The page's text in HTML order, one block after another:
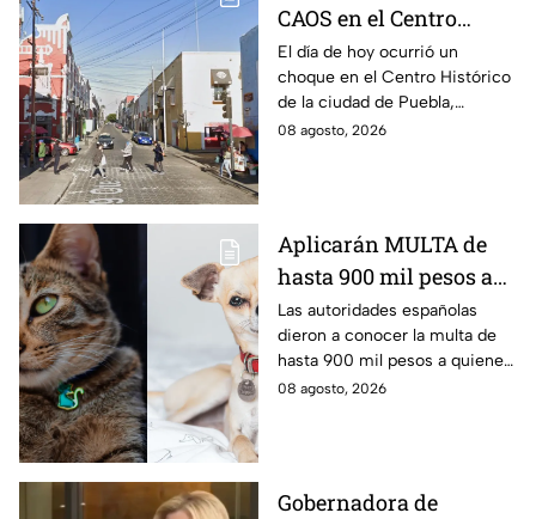
CAOS en el Centro
Histórico HOY sábado;
vías alternas
El día de hoy ocurrió un
choque en el Centro Histórico
de la ciudad de Puebla,
ocasionando caos en la
08 agosto, 2026
Aplicarán MULTA de
hasta 900 mil pesos a
quienes NO
REGISTREN a su
mascota
Las autoridades españolas
dieron a conocer la multa de
hasta 900 mil pesos a quienes
no registren a su mascota
08 agosto, 2026
Gobernadora de